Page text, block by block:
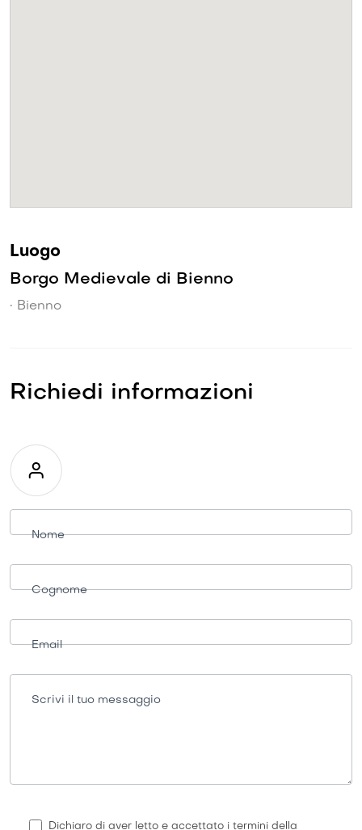
Luogo
Borgo Medievale di Bienno
• Bienno
Richiedi informazioni
Richiesta
informazioni
Nome
Cognome
Email
Scrivi il tuo messaggio
Dichiaro di aver letto e accettato i termini della